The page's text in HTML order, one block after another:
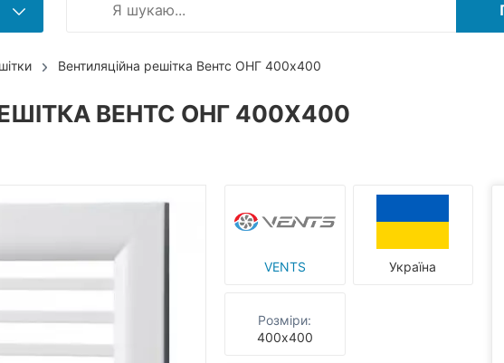
Вентиляційна решітка Вентс ОНГ 400х400
ВЕНТС ОНГ 400Х400
VENTS Україна
Розміри:
400х400